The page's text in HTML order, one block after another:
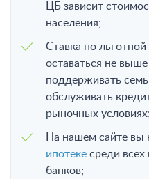
ЦБ зависит
населения;
Ставка по
оставаться не
поддерживать
обслуживать
рыночных условиях;
На нашем сайте вы
ипотеке среди
банков;